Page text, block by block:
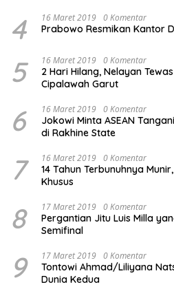
4 16 Maret 2019 0 Komentar
Prabowo Resmikan Kantor
5 16 Maret 2019 0 Komentar
2 Hari Hilang, Nelayan
Cipalawah Garut
6 16 Maret 2019 0 Komentar
Jokowi Minta ASEAN
di Rakhine State
7 16 Maret 2019 0 Komentar
14 Tahun Terbunuhnya
Khusus
8 17 Maret 2019 0 Komentar
Pergantian Jitu Luis Milla
Semifinal
9 17 Maret 2019 0 Komentar
Tontowi Ahmad/Liliyana
Dunia Kedua